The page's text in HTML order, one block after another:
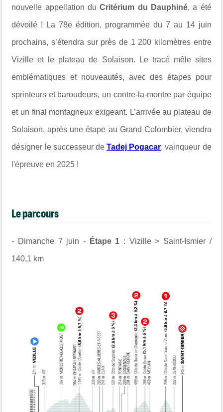
nouvelle appellation duCritérium du Dauphiné, a été
dévoilé ! La 78e édition, programmée du 7 au 14 juin
prochains, s’étendra sur près de 1 200 kilomètres entre
Vizille et le plateau de Solaison. Le tracé mêle sites
emblématiques et nouveautés, avec des étapes pour
sprinteurs et baroudeurs, un contre-la-montre par équipe
et un final montagneux exigeant. L’arrivée au plateau de
Solaison, après une étape au Grand Colombier, viendra
désigner le successeur deTadej Pogacar, vainqueur de
l'épreuve en 2025 !
Le parcours
- Dimanche 7 juin - Étape 1 : Vizille > Saint-Ismier /
140,1 km